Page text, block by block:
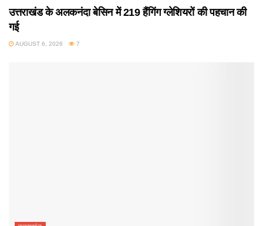
उत्तराखंड के अलकनंदा बेसिन में 219 हैंगिंग ग्लेशियरों की पहचान की
गई
AUGUST 6, 2026 7